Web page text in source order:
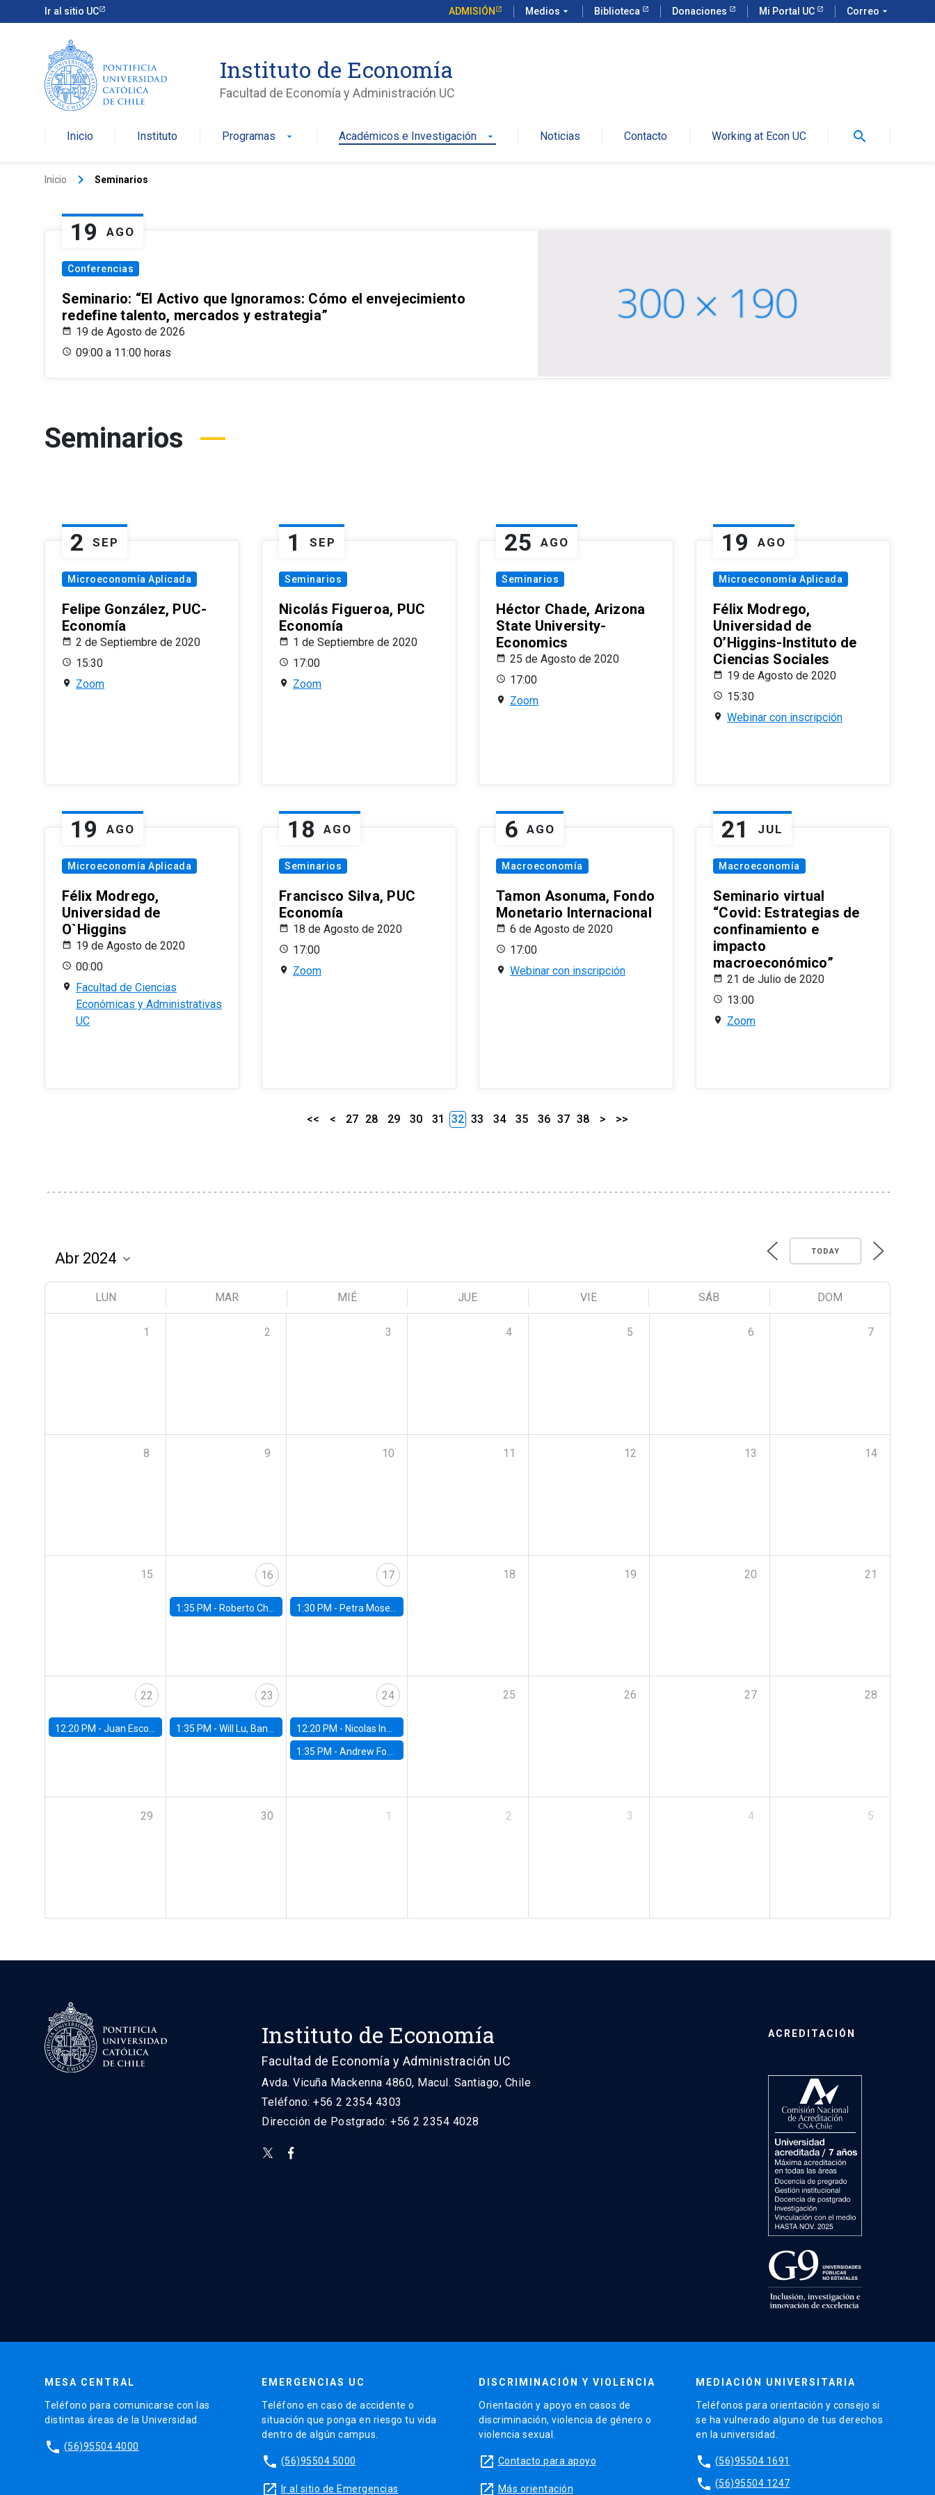
Ir al sitio UC ADMISIÓN Medios arrow_drop_down Biblioteca Donaciones Mi Portal UC Correo arrow_drop_down
Instituto de Economía
Facultad de Economía y Administración UC
Inicio Instituto Programas arrow_drop_down Académicos e Investigación arrow_drop_down Noticias Contacto Working at Econ UC search
Inicio keyboard_arrow_right Seminarios
19 AGO
Conferencias
Seminario: “El Activo que Ignoramos: Cómo el envejecimiento
redefine talento, mercados y estrategia”
19 de Agosto de 2026
09:00 a 11:00 horas
Seminarios
2 SEP
Microeconomía Aplicada
Felipe González, PUC-
Economía
2 de Septiembre de 2020
15:30
Zoom
1 SEP
Seminarios
Nicolás Figueroa, PUC
Economía
1 de Septiembre de 2020
17:00
Zoom
25 AGO
Seminarios
Héctor Chade, Arizona
State University-
Economics
25 de Agosto de 2020
17:00
Zoom
19 AGO
Microeconomía Aplicada
Félix Modrego,
Universidad de
O’Higgins-Instituto de
Ciencias Sociales
19 de Agosto de 2020
15:30
Webinar con inscripción
19 AGO
Microeconomía Aplicada
Félix Modrego,
Universidad de
O`Higgins
19 de Agosto de 2020
00:00
Facultad de Ciencias
Económicas y Administrativas
UC
18 AGO
Seminarios
Francisco Silva, PUC
Economía
18 de Agosto de 2020
17:00
Zoom
6 AGO
Macroeconomía
Tamon Asonuma, Fondo
Monetario Internacional
6 de Agosto de 2020
17:00
Webinar con inscripción
21 JUL
Macroeconomía
Seminario virtual
“Covid: Estrategias de
confinamiento e
impacto
macroeconómico”
21 de Julio de 2020
13:00
Zoom
<< < 27 28 29 30 31 32 33 34 35 36 37 38 > >>
TODAY
LUN MAR MIÉ JUE VIE SÁB DOM
1 2 3 4 5 6 7
8 9 10 11 12 13 14
15 16
1:35 PM - Roberto Chang, Rutgers University
17
1:30 PM - Petra Moser, NYU Stern
18 19 20 21
22
12:20 PM - Juan Escobar, Universidad de Chile
23
1:35 PM - Will Lu, Banco Central de Chile
24
12:20 PM - Nicolas Inostroza, Rotman School of Management, University of Toronto
1:35 PM -Andrew Foster, Brown University
25 26 27 28
29 30 1 2 3 4 5
Instituto de Economía
Facultad de Economía y Administración UC
Avda. Vicuña Mackenna 4860, Macul. Santiago, Chile
Teléfono: +56 2 2354 4303
Dirección de Postgrado: +56 2 2354 4028
ACREDITACIÓN
MESA CENTRAL
Teléfono para comunicarse con las
distintas áreas de la Universidad.
phone (56)95504 4000
EMERGENCIAS UC
Teléfono en caso de accidente o
situación que ponga en riesgo tu vida
dentro de algún campus.
phone (56)95504 5000
launch Ir al sitio de Emergencias
DISCRIMINACIÓN Y VIOLENCIA
Orientación y apoyo en casos de
discriminación, violencia de género o
violencia sexual.
launch Contacto para apoyo
launch Más orientación
MEDIACIÓN UNIVERSITARIA
Teléfonos para orientación y consejo si
se ha vulnerado alguno de tus derechos
en la universidad.
phone (56)95504 1691
phone (56)95504 1247